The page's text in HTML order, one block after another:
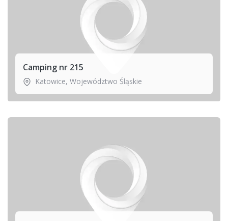
Camping nr 215
Katowice, Województwo Śląskie